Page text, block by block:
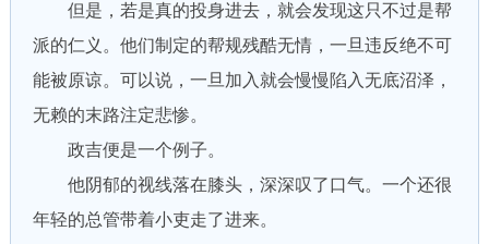
但是，若是真的投身进去，就会发现这只不过是帮
派的仁义。他们制定的帮规残酷无情，一旦违反绝不可
能被原谅。可以说，一旦加入就会慢慢陷入无底沼泽，
无赖的末路注定悲惨。
政吉便是一个例子。
他阴郁的视线落在膝头，深深叹了口气。一个还很
年轻的总管带着小吏走了进来。